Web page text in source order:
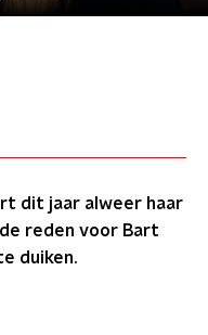
dit jaar alweer haar
reden voor Bart
duiken.